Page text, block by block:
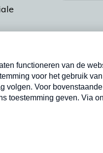
Bakt
Nieuwsbrief
Neem hier een gratis